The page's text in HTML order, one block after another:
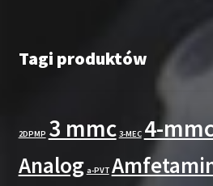
Tagi produktów
2DPMP 3 mmc 3-MEC 4-
Analog a-PVT